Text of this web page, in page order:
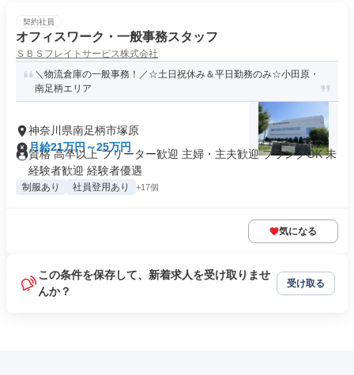
契約社員
オフィスワーク・一般事務スタッフ
ＳＢＳフレイトサービス株式会社
＼物流倉庫の一般事務！／☆土日祝休み＆平日勤務のみ☆小田原・
南足柄エリア
神奈川県南足柄市塚原
月給21万円～25万円
資格 高卒以上 フリーター歓迎 主婦・主夫歓迎 ブランクOK 未
経験者歓迎 経験者優遇
制服あり 社員登用あり +17個
気になる
この条件を保存して、新着求人を受け取りませ
んか？
受け取る